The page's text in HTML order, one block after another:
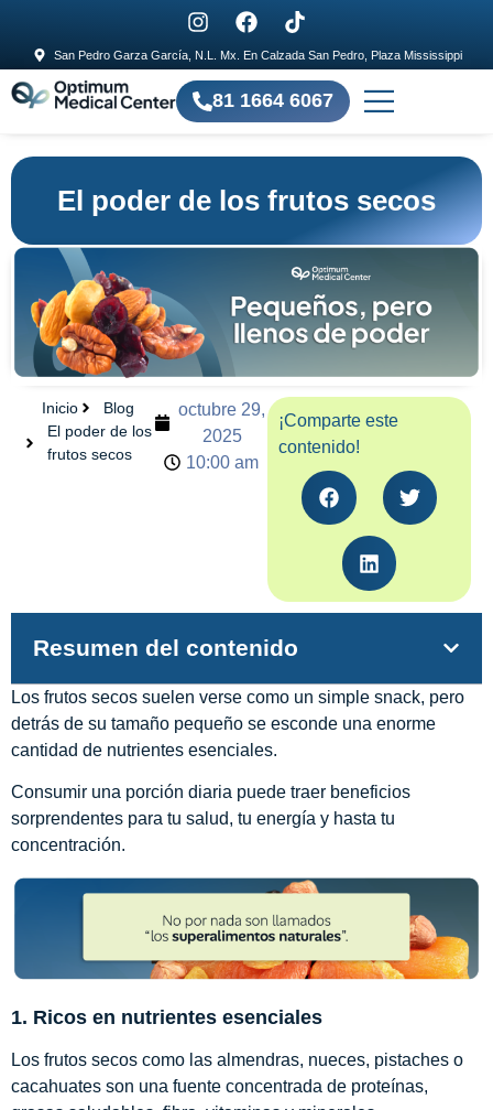
San Pedro Garza García, N.L. Mx. En Calzada San Pedro, Plaza Mississippi
81 1664 6067
El poder de los frutos secos
Inicio
Blog
El poder de los
frutos secos
octubre 29,
2025
10:00 am
¡Comparte este
contenido!
Resumen del contenido
Los frutos secos suelen verse como un simple snack, pero
detrás de su tamaño pequeño se esconde una enorme
cantidad de nutrientes esenciales.
Consumir una porción diaria puede traer beneficios
sorprendentes para tu salud, tu energía y hasta tu
concentración.
1. Ricos en nutrientes esenciales
Los frutos secos como las almendras, nueces, pistaches o
cacahuates son una fuente concentrada de proteínas,